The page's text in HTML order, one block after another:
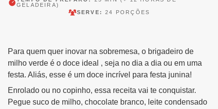
GELADEIRA)
SERVE:24 PORÇÕES
Para quem quer inovar na sobremesa, o brigadeiro de
milho verde é o doce ideal , seja no dia a dia ou em uma
festa. Aliás, esse é um doce incrível para festa junina!
Enrolado ou no copinho, essa receita vai te conquistar.
Pegue suco de milho, chocolate branco, leite condensado